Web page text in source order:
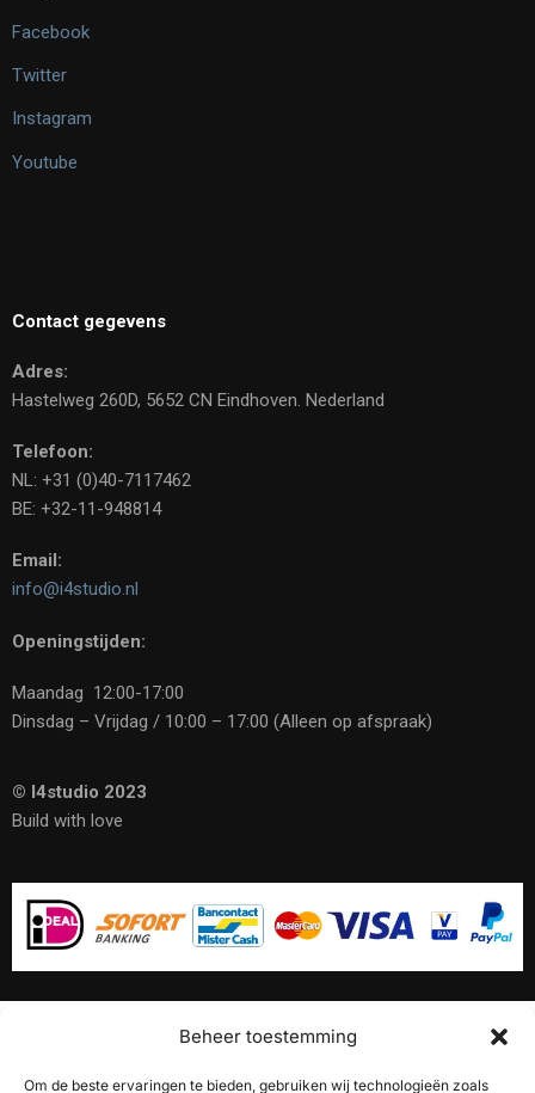
Beheer toestemming
Om de beste ervaringen te bieden, gebruiken wij technologieën zoals
Facebook
Twitter
Instagram
Youtube
Contact gegevens
Adres:
Hastelweg 260D, 5652 CN Eindhoven. Nederland
Telefoon:
NL: +31 (0)40-7117462
BE: +32-11-948814
Email:
info@i4studio.nl
Openingstijden:
Maandag 12:00-17:00
Dinsdag – Vrijdag / 10:00 – 17:00 (Alleen op afspraak)
© I4studio 2023
Build with love
10% Korting op onze